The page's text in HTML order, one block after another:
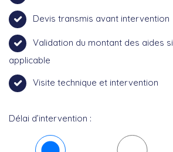
Devis transmis avant intervention
Validation du montant des aides si
applicable
Visite technique et intervention
Délai d’intervention :